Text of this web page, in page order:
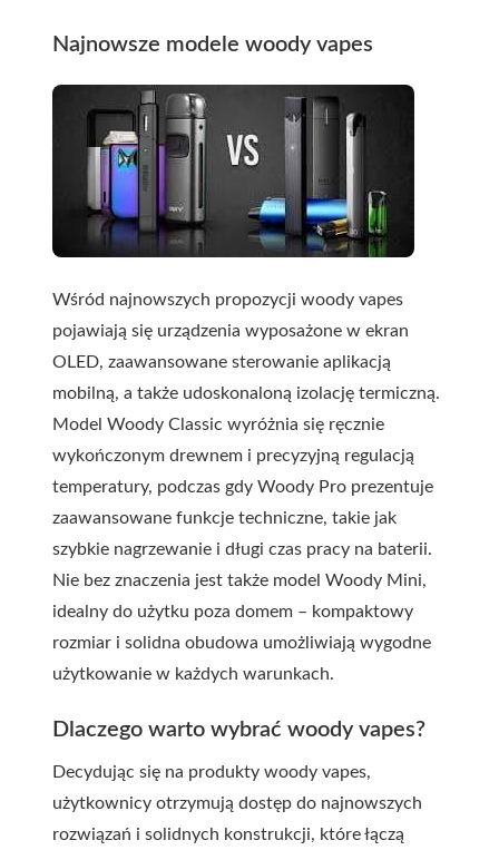
Najnowsze modele woody vapes
Wśród najnowszych propozycji woody vapes
pojawiają się urządzenia wyposażone w ekran
OLED, zaawansowane sterowanie aplikacją
mobilną, a także udoskonaloną izolację termiczną.
Model Woody Classic wyróżnia się ręcznie
wykończonym drewnem i precyzyjną regulacją
temperatury, podczas gdy Woody Pro prezentuje
zaawansowane funkcje techniczne, takie jak
szybkie nagrzewanie i długi czas pracy na baterii.
Nie bez znaczenia jest także model Woody Mini,
idealny do użytku poza domem – kompaktowy
rozmiar i solidna obudowa umożliwiają wygodne
użytkowanie w każdych warunkach.
Dlaczego warto wybrać woody vapes?
Decydując się na produkty woody vapes,
użytkownicy otrzymują dostęp do najnowszych
rozwiązań i solidnych konstrukcji, które łączą